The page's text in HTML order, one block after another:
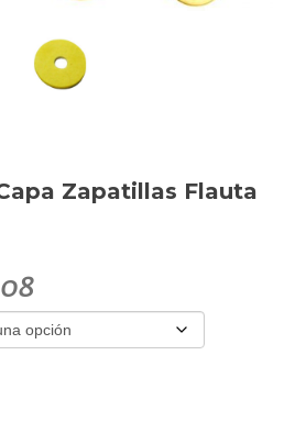
Zapatillas Flauta